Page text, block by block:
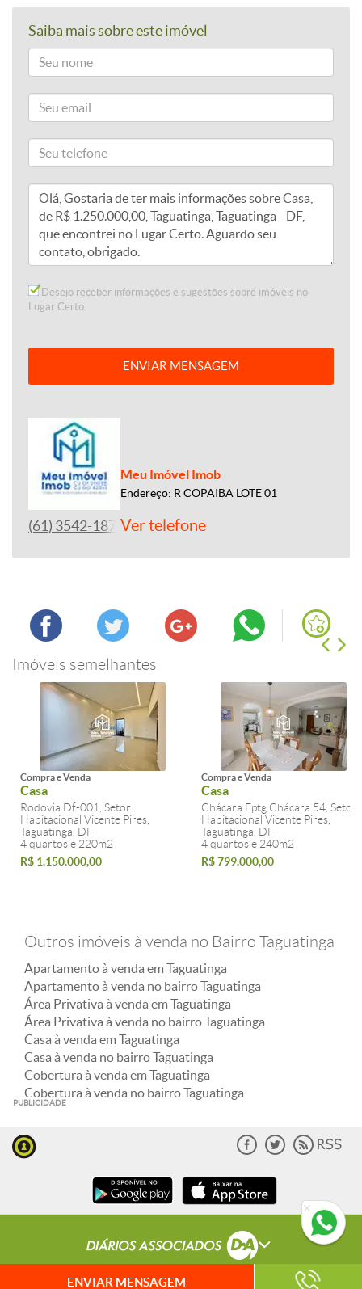
Saiba mais sobre este imóvel
Desejo receber informações e sugestões sobre imóveis no
Lugar Certo.
ENVIAR MENSAGEM
Meu Imóvel Imob
Endereço: R COPAIBA LOTE 01
(61) 3542-1877Ver telefone
Imóveis semelhantes
Compra e Venda
Casa
Rodovia Df-001, Setor
Habitacional Vicente Pires,
Taguatinga, DF
4 quartos e 220m2
R$ 1.150.000,00
Compra e Venda
Casa
Chácara Eptg Chácara 54, Setor
Habitacional Vicente Pires,
Taguatinga, DF
4 quartos e 240m2
R$ 799.000,00
Outros imóveis à venda no Bairro Taguatinga
Apartamento à venda em Taguatinga
Apartamento à venda no bairro Taguatinga
Área Privativa à venda em Taguatinga
Área Privativa à venda no bairro Taguatinga
Casa à venda em Taguatinga
Casa à venda no bairro Taguatinga
Cobertura à venda em Taguatinga
Cobertura à venda no bairro Taguatinga
ENVIAR MENSAGEM
PUBLICIDADE